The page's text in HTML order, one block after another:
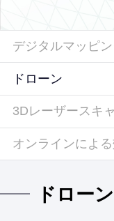
デジタルマッピ
ドローン
3Dレーザースキ
オンラインによ
ドローン